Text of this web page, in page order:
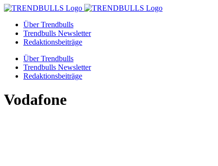
Zum
springenÜber Trendbulls
Trendbulls Newsletter
Redaktionsbeiträge
Über Trendbulls
Trendbulls Newsletter
Redaktionsbeiträge
Vodafone